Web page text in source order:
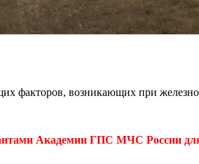
факторов, возникающих при
Академии ГПС МЧС России